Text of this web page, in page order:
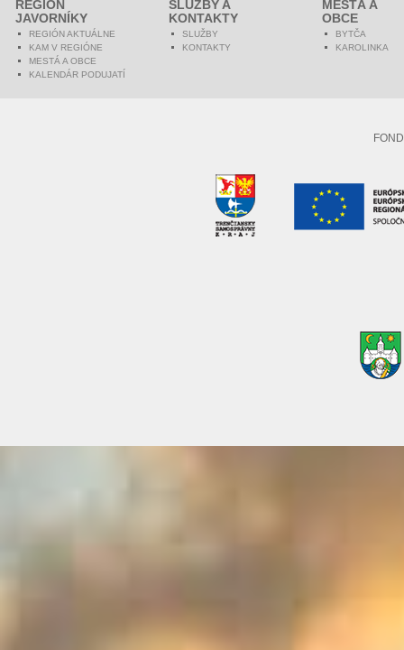
REGIÓN
JAVORNÍKY
REGIÓN AKTUÁLNE
KAM V REGIÓNE
MESTÁ A OBCE
KALENDÁR PODUJATÍ
SLUŽBY A
KONTAKTY
SLUŽBY
KONTAKTY
MESTÁ A
OBCE
BYTČA
KAROLINKA